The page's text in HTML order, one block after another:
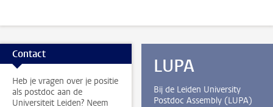
Contact
Heb je vragen over je positie
als postdoc aan de
Universiteit Leiden? Neem
LUPA
Bij de Leiden University
Postdoc Assembly (LUPA)